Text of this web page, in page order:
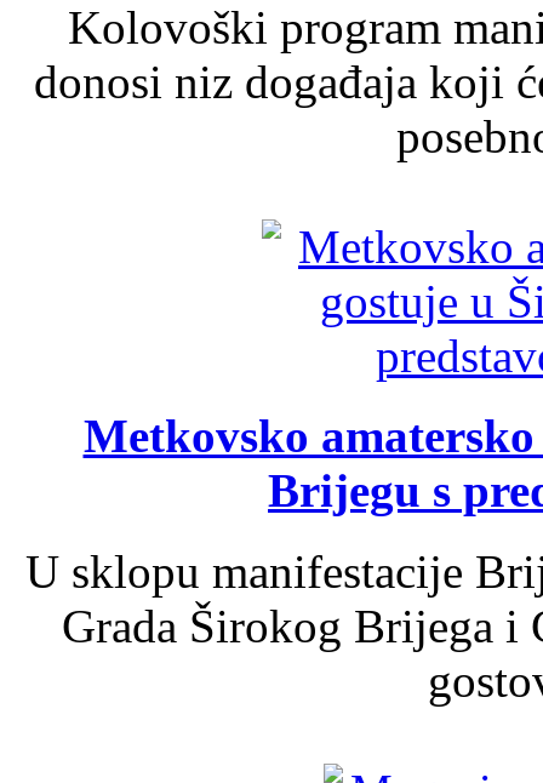
Kolovoški program
donosi niz događaja koji
Metkovsko
Brijegu s
U sklopu manifestacije
Grada Širokog Brijega